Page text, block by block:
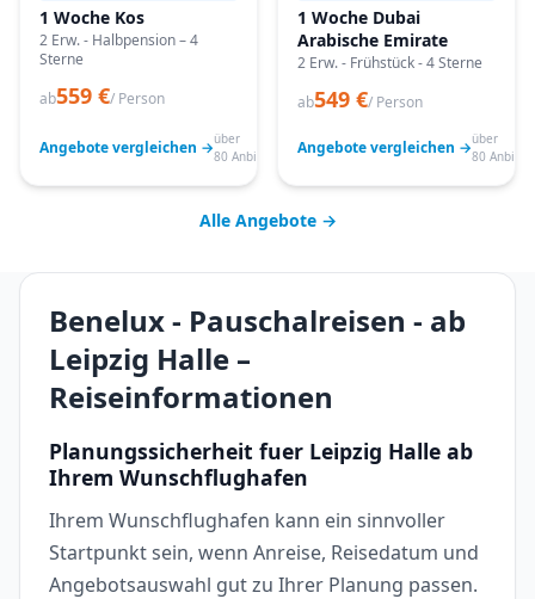
1 Woche Kos
2 Erw. - Halbpension – 4
Sterne
ab559 €/ Person
Angebote vergleichen →über
80 Anbieter
1 Woche Dubai
Arabische Emirate
2 Erw. - Frühstück - 4 Sterne
ab549 €/ Person
Angebote vergleichen →über
80
Alle Angebote →
Benelux - Pauschalreisen - ab
Leipzig Halle –
Reiseinformationen
Planungssicherheit fuer Leipzig Halle ab
Ihrem Wunschflughafen
Ihrem Wunschflughafen kann ein sinnvoller
Startpunkt sein, wenn Anreise, Reisedatum und
Angebotsauswahl gut zu Ihrer Planung passen.